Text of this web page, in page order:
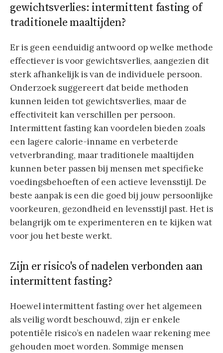
gewichtsverlies: intermittent fasting of
traditionele maaltijden?
Er is geen eenduidig antwoord op welke methode
effectiever is voor gewichtsverlies, aangezien dit
sterk afhankelijk is van de individuele persoon.
Onderzoek suggereert dat beide methoden
kunnen leiden tot gewichtsverlies, maar de
effectiviteit kan verschillen per persoon.
Intermittent fasting kan voordelen bieden zoals
een lagere calorie-inname en verbeterde
vetverbranding, maar traditionele maaltijden
kunnen beter passen bij mensen met specifieke
voedingsbehoeften of een actieve levensstijl. De
beste aanpak is een die goed bij jouw persoonlijke
voorkeuren, gezondheid en levensstijl past. Het is
belangrijk om te experimenteren en te kijken wat
voor jou het beste werkt.
Zijn er risico's of nadelen verbonden aan
intermittent fasting?
Hoewel intermittent fasting over het algemeen
als veilig wordt beschouwd, zijn er enkele
potentiële risico’s en nadelen waar rekening mee
gehouden moet worden. Sommige mensen